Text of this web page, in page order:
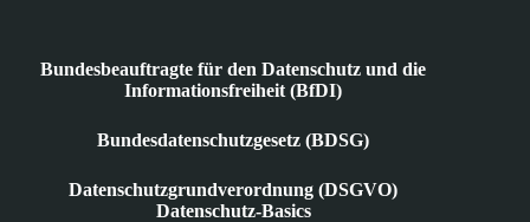
Bundesbeauftragte für den Datenschutz und die
Informationsfreiheit (BfDI)
Bundesdatenschutzgesetz (BDSG)
Datenschutzgrundverordnung (DSGVO)
Datenschutz-Basics